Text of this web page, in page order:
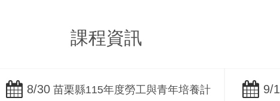
課程資訊
8/30 苗栗縣115年度勞工與青年培養計
9/1